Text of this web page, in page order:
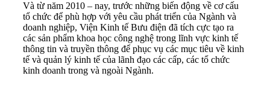
Và từ năm 2010 – nay, trước những biến động về cơ cấu
tổ chức để phù hợp với yêu cầu phát triển của Ngành và
doanh nghiệp, Viện Kinh tế Bưu điện đã tích cực tạo ra
các sản phẩm khoa học công nghệ trong lĩnh vực kinh tế
thông tin và truyền thông để phục vụ các mục tiêu về kinh
tế và quản lý kinh tế của lãnh đạo các cấp, các tổ chức
kinh doanh trong và ngoài Ngành.